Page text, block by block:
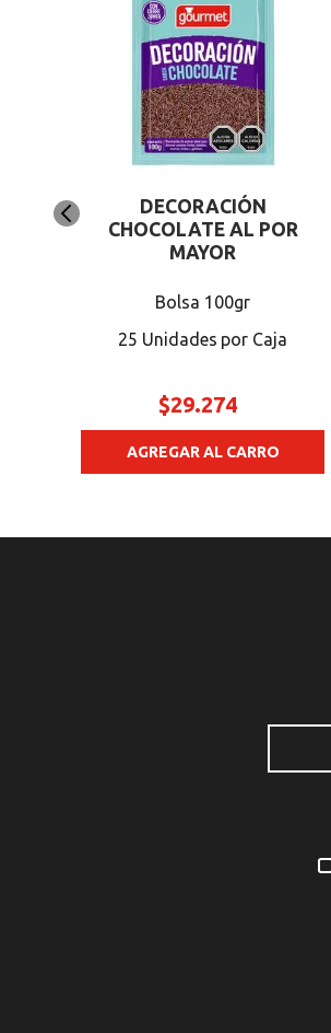
DECORACIÓN
CHOCOLATE AL POR
MAYOR
Bolsa 100gr
25 Unidades
$29.274
AGREGAR AL CARRO